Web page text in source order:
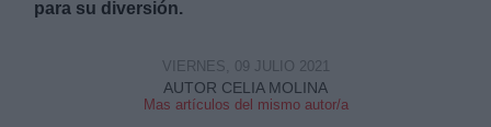
para su diversión.
AUTOR CELIA MOLINA
Mas artículos del mismo autor/a
VIERNES, 09 JULIO 2021